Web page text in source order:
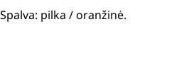
Spalva: pilka / oranžinė.